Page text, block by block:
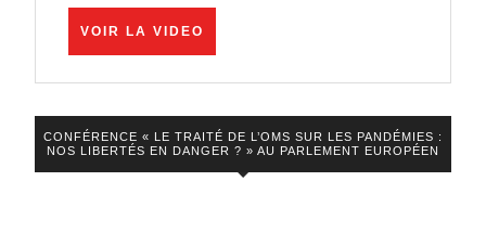
000€
pour
des
camps
VOIR LA VIDEO
CONFÉRENCE « LE TRAITÉ DE L’OMS SUR LES PANDÉMIES :
NOS LIBERTÉS EN DANGER ? » AU PARLEMENT EUROPÉEN